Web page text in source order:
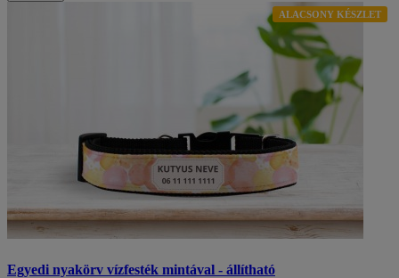
ALACSONY KÉSZLET
Egyedi nyakörv vízfesték mintával - állítható